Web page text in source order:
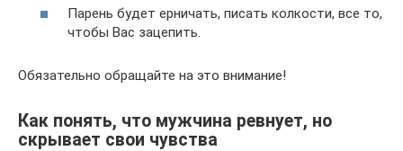
Парень будет ерничать, писать колкости, все то,
чтобы Вас зацепить.
Обязательно обращайте на это внимание!
Как понять, что мужчина ревнует, но
скрывает свои чувства